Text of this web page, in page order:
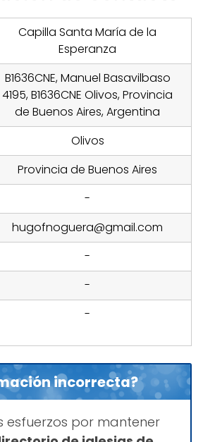
Capilla Santa María de la
Esperanza
B1636CNE, Manuel Basavilbaso
4195, B1636CNE Olivos, Provincia
de Buenos Aires, Argentina
Olivos
Provincia de Buenos Aires
-
hugofnoguera@gmail.com
-
-
-
incorrecta?
esfuerzos por mantener